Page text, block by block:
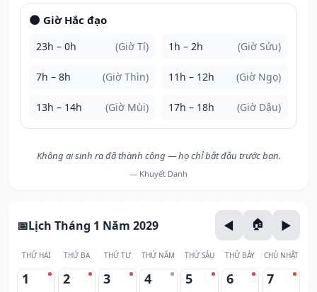
🌑 Giờ Hắc đạo
23h – 0h (Giờ Tí) 1h – 2h (Giờ Sửu)
7h – 8h (Giờ Thìn) 11h – 12h (Giờ Ngọ)
13h – 14h (Giờ Mùi) 17h – 18h (Giờ Dậu)
Không ai sinh ra đã thành công — họ chỉ bắt đầu trước bạn.
— Khuyết Danh
Lịch Tháng 1 Năm 2029
THỨ HAI THỨ BA THỨ TƯ THỨ NĂM THỨ SÁU THỨ BẢY CHỦ NHẬT
1 2 3 4 5 6 7